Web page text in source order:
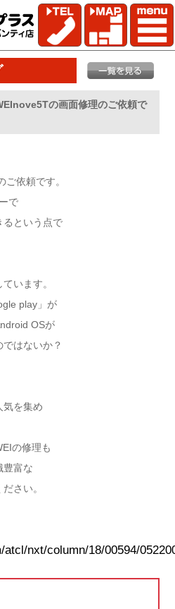
の画面修理のご依頼で
依頼です。
で
るという点で
います。
play」が
OSが
はないか？
気を集め
の修理も
豊富な
さい。
nxt/column/18/00594/